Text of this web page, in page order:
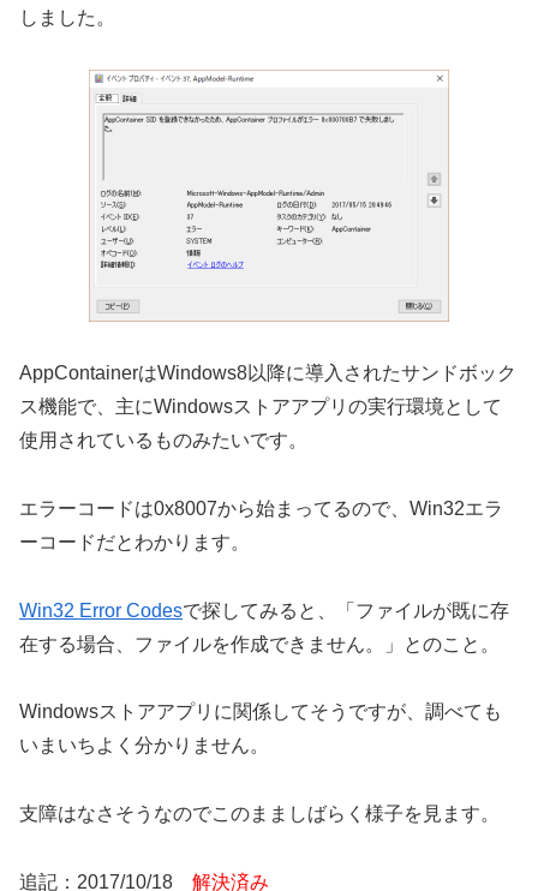
しました。
AppContainerはWindows8以降に導入されたサンドボック
ス機能で、主にWindowsストアアプリの実行環境として
使用されているものみたいです。
エラーコードは0x8007から始まってるので、Win32エラ
ーコードだとわかります。
Win32 Error Codesで探してみると、「ファイルが既に存
在する場合、ファイルを作成できません。」とのこと。
Windowsストアアプリに関係してそうですが、調べても
いまいちよく分かりません。
支障はなさそうなのでこのまましばらく様子を見ます。
追記：2017/10/18 解決済み